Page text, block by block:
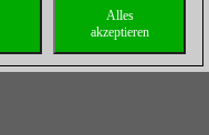
Alles
akzeptieren